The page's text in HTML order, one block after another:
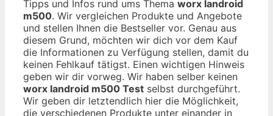
Tipps und Infos rund ums Thema worx landroid
m500. Wir vergleichen Produkte und Angebote
und stellen Ihnen die Bestseller vor. Genau aus
diesem Grund, möchten wir dich vor dem Kauf
die Informationen zu Verfügung stellen, damit du
keinen Fehlkauf tätigst. Einen wichtigen Hinweis
geben wir dir vorweg. Wir haben selber keinen
worx landroid m500 Test selbst durchgeführt.
Wir geben dir letztendlich hier die Möglichkeit,
die verschiedenen Produkte unter einander in